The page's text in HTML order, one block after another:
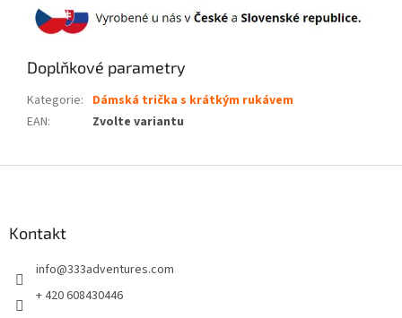
Doplňkové parametry
Kategorie: Dámská trička s krátkým rukávem
EAN: Zvolte variantu
Kontakt
info@333adventures.com
+ 420 608430446